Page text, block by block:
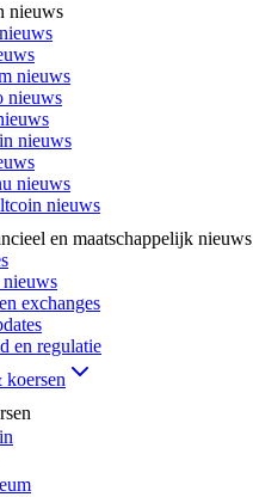
nieuws
nieuws
nieuws
nieuws
nieuws
nieuws
en maatschappelijk nieuws
nieuws
exchanges
en regulatie